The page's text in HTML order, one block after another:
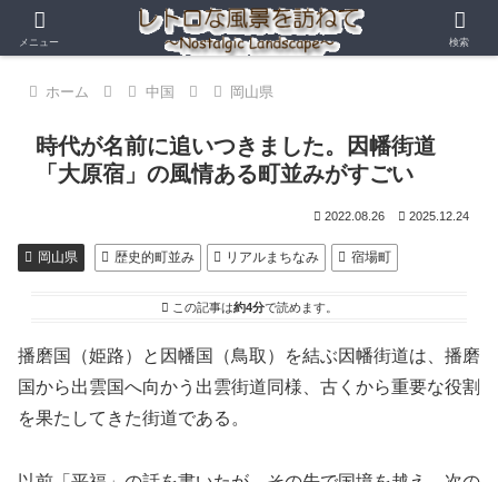
ホーム 中国 岡山県
時代が名前に追いつきました。因幡街道
「大原宿」の風情ある町並みがすごい
2022.08.26 2025.12.24
岡山県 歴史的町並み リアルまちなみ 宿場町
この記事は約4分で読めます。
播磨国（姫路）と因幡国（鳥取）を結ぶ因幡街道は、播磨
国から出雲国へ向かう出雲街道同様、古くから重要な役割
を果たしてきた街道である。
メニュー 検索